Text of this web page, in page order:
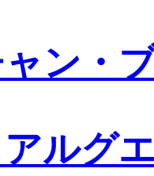
ン・
ルグ